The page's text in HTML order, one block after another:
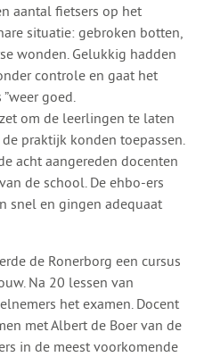
aantal fietsers op het
situatie: gebroken botten,
wonden. Gelukkig hadden
controle en gaat het
goed.
om de leerlingen te laten
praktijk konden toepassen.
acht aangereden docenten
de school. De ehbo-ers
snel en gingen adequaat
de Ronerborg een cursus
Na 20 lessen van
het examen. Docent
met Albert de Boer van de
in de meest voorkomende